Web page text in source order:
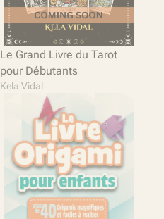
Le Grand Livre du Tarot
pour Débutants
Kela Vidal